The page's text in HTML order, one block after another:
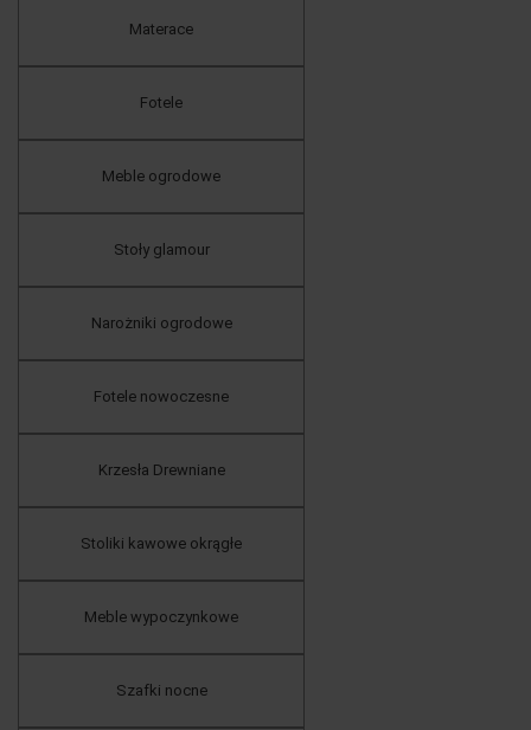
Materace
Fotele
Meble ogrodowe
Stoły glamour
Narożniki ogrodowe
Fotele nowoczesne
Krzesła Drewniane
Stoliki kawowe okrągłe
Meble wypoczynkowe
Szafki nocne